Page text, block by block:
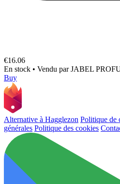
€16.06
En stock • Vendu parJABEL
Buy
Alternative à Hagglezon Politique de
générales Politique des cookies